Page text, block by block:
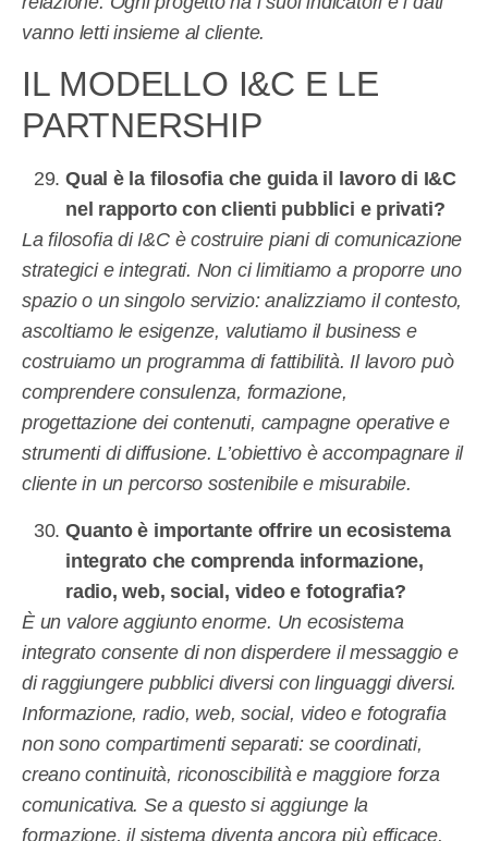
vanno letti insieme al cliente.
IL MODELLO I&C E LE
PARTNERSHIP
Qual è la filosofia che guida il lavoro di I&C
nel rapporto con clienti pubblici e privati?
La filosofia di I&C è costruire piani di comunicazione
strategici e integrati. Non ci limitiamo a proporre uno
spazio o un singolo servizio: analizziamo il contesto,
ascoltiamo le esigenze, valutiamo il business e
costruiamo un programma di fattibilità. Il lavoro può
comprendere consulenza, formazione,
progettazione dei contenuti, campagne operative e
strumenti di diffusione. L’obiettivo è accompagnare il
cliente in un percorso sostenibile e misurabile.
Quanto è importante offrire un ecosistema
integrato che comprenda informazione,
radio, web, social, video e fotografia?
È un valore aggiunto enorme. Un ecosistema
integrato consente di non disperdere il messaggio e
di raggiungere pubblici diversi con linguaggi diversi.
Informazione, radio, web, social, video e fotografia
non sono compartimenti separati: se coordinati,
creano continuità, riconoscibilità e maggiore forza
comunicativa. Se a questo si aggiunge la
formazione, il sistema diventa ancora più efficace.